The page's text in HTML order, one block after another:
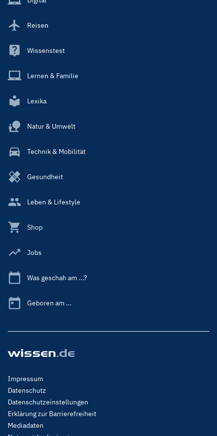
Reisen
Wissenstest
Lernen & Familie
Lexika
Natur & Umwelt
Technik & Mobilität
Gesundheit
Leben & Lifestyle
Shop
Jobs
Was geschah am ...?
Geboren am ...
Footer
Menu
Legal
Impressum
Datenschutz
Datenschutzeinstellungen
Erklärung zur Barrierefreiheit
Mediadaten